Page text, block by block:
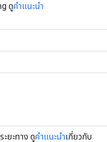
ดูคำแนะนำ
ยะทาง ดูคำแนะนำเกี่ยวกับ